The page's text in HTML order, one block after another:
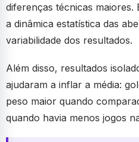
diferenças técnicas maiores.
a dinâmica estatística das
variabilidade dos resultados.
Além disso, resultados
ajudaram a inflar a média:
peso maior quando
quando havia menos jogos